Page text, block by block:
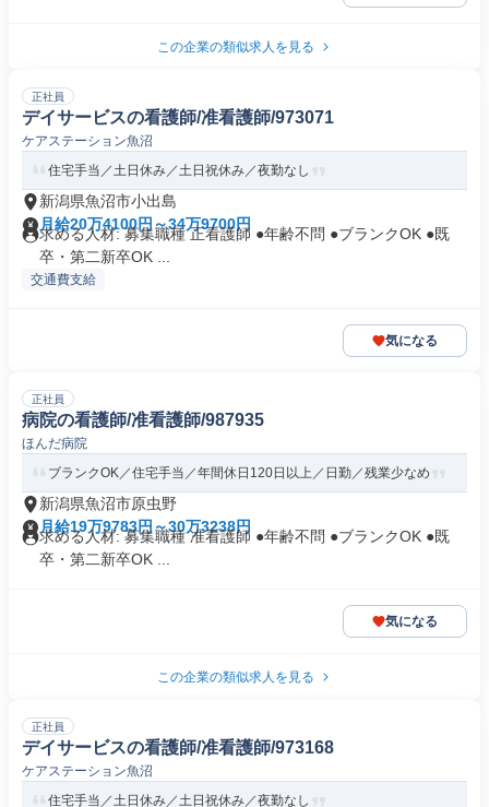
この企業の類似求人を見る
正社員
デイサービスの看護師/准看護師/973071
ケアステーション魚沼
住宅手当／土日休み／土日祝休み／夜勤なし
新潟県魚沼市小出島
月給20万4100円～34万9700円
求める人材: 募集職種 正看護師 ●年齢不問 ●ブランクOK ●既
卒・第二新卒OK ...
交通費支給
気になる
正社員
病院の看護師/准看護師/987935
ほんだ病院
ブランクOK／住宅手当／年間休日120日以上／日勤／残業少なめ
新潟県魚沼市原虫野
月給19万9783円～30万3238円
求める人材: 募集職種 准看護師 ●年齢不問 ●ブランクOK ●既
卒・第二新卒OK ...
気になる
この企業の類似求人を見る
正社員
デイサービスの看護師/准看護師/973168
ケアステーション魚沼
住宅手当／土日休み／土日祝休み／夜勤なし